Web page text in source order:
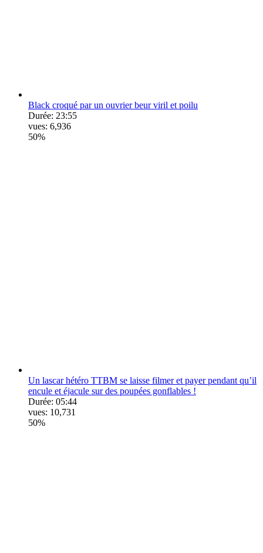
Black croqué par un ouvrier beur viril et poilu
Durée: 23:55
vues: 6,936
50%
Un lascar hétéro TTBM se laisse filmer et payer pendant qu’il
encule et éjacule sur des poupées gonflables !
Durée: 05:44
vues: 10,731
50%